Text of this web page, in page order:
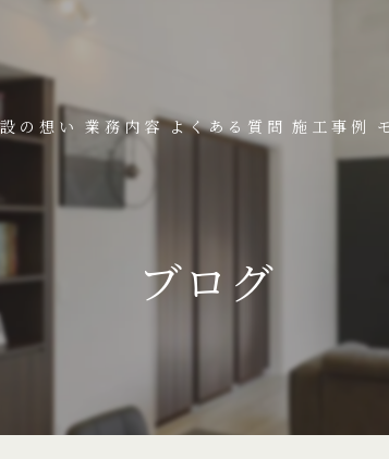
の想い 業務内容 よくある質問 施工事例
ブログ